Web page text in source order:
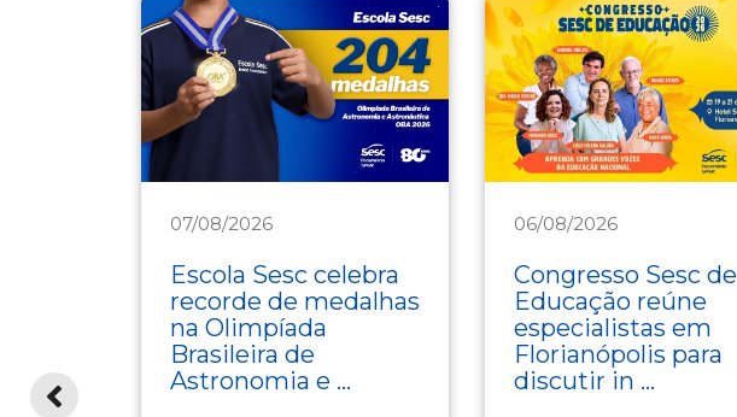
Educação
07/08/2026
Escola Sesc celebra
recorde de medalhas
na Olimpíada
Brasileira de
Astronomia e ...
Educação
06/08/2026
Congresso Sesc de
Educação reúne
especialistas em
Florianópolis para
discutir in ...